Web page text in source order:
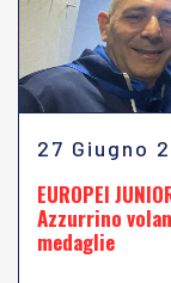
27 Giugno
EUROPEI
Azzurrino
medaglie